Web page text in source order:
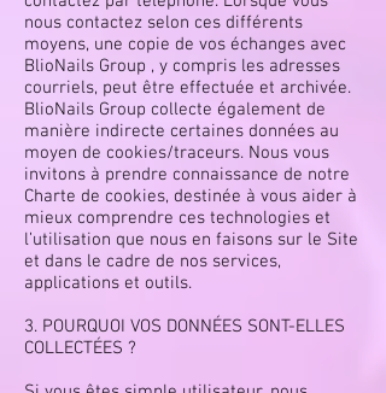
nous contactez selon ces différents
moyens, une copie de vos échanges avec
BlioNails Group , y compris les adresses
courriels, peut être effectuée et archivée.
BlioNails Group collecte également de
manière indirecte certaines données au
moyen de cookies/traceurs. Nous vous
invitons à prendre connaissance de notre
Charte de cookies, destinée à vous aider à
mieux comprendre ces technologies et
l’utilisation que nous en faisons sur le Site
et dans le cadre de nos services,
applications et outils.
3. POURQUOI VOS DONNÉES SONT-ELLES
COLLECTÉES ?